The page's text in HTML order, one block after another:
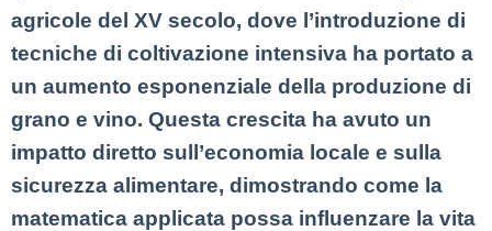
agricole del XV secolo, dove l’introduzione di
tecniche di coltivazione intensiva ha portato a
un aumento esponenziale della produzione di
grano e vino. Questa crescita ha avuto un
impatto diretto sull’economia locale e sulla
sicurezza alimentare, dimostrando come la
matematica applicata possa influenzare la vita